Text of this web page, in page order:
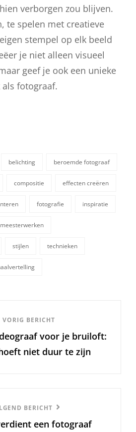
verborgen zou blijven.
te spelen met creatieve
stempel op elk beeld
je niet alleen visueel
geef je ook een unieke
fotograaf.
belichting beroemde fotograaf
compositie effecten creëren
fotografie inspiratie
meesterwerken
stijlen technieken
VORIG BERICHT
voor je bruiloft:
niet duur te zijn
BERICHT
een fotograaf